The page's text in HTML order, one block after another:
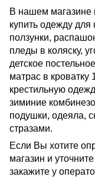
В нашем магазине
купить одежду
ползунки,
пледы в коляску,
детское
матрас в
крестильную
зиминие
подушки, одеяла,
стразами.
Если Вы хотите
магазин и
закажите у